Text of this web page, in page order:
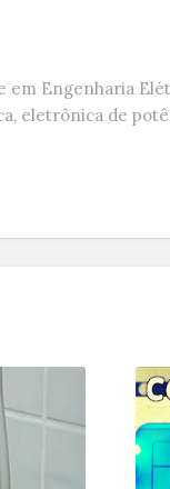
em Engenharia
eletrônica de